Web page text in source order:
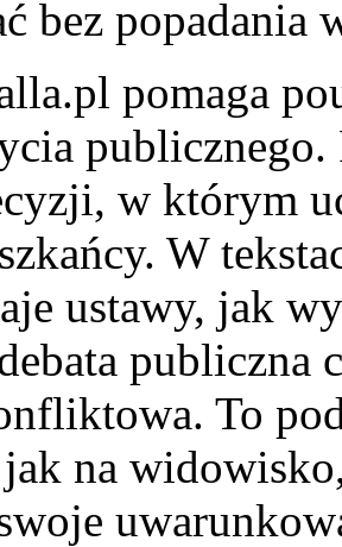
bez popadania
pomaga
w którym
W
ustawy, jak
publiczna
To
na